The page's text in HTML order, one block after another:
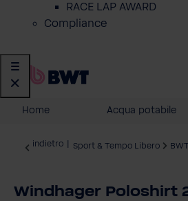
RACE LAP AWARD
Compliance
Home Acqua potabile
indietro Sport & Tempo Libero
Windhager Poloshirt